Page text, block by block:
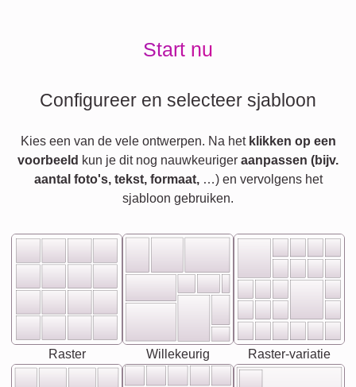
Start nu
Configureer en selecteer sjabloon
Kies een van de vele ontwerpen. Na het klikken op een
voorbeeld kun je dit nog nauwkeuriger aanpassen (bijv.
aantal foto's, tekst, formaat,…) en vervolgens het
sjabloon gebruiken.
Raster Willekeurig Raster-variatie